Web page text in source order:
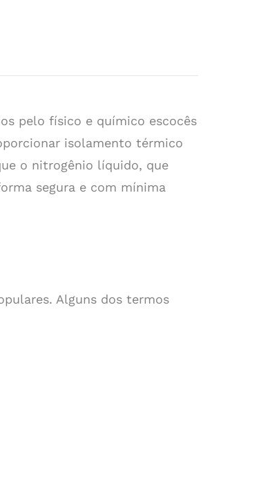
pelo físico e químico escocês
isolamento térmico
o nitrogênio líquido, que
segura e com mínima
Alguns dos termos